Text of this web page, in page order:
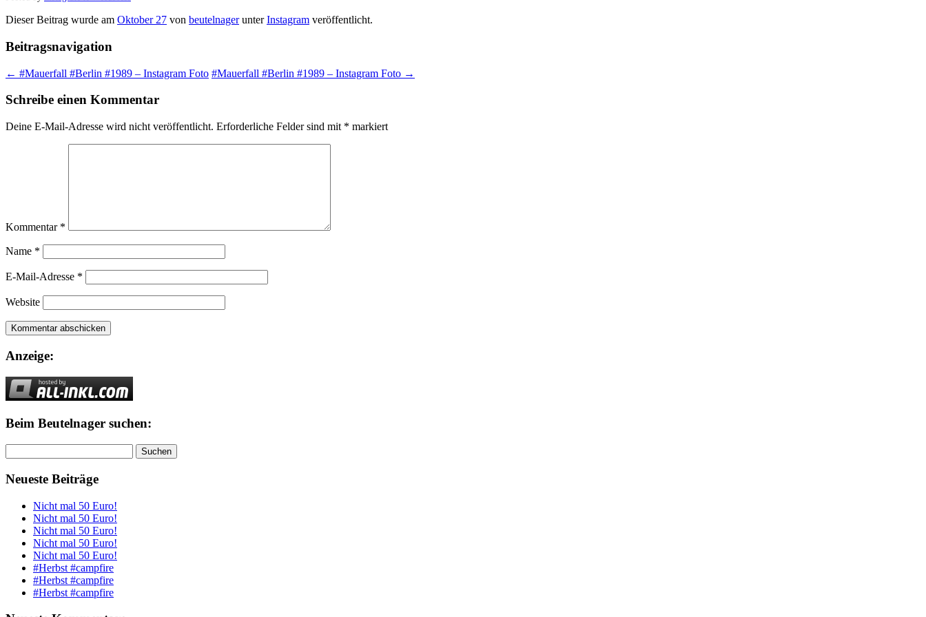
Dieser Beitrag wurde am Oktober 27 von beutelnagerunterInstagram veröffentlicht.
Beitragsnavigation
← #Mauerfall #Berlin #1989 – Instagram Foto #Mauerfall #Berlin #1989 – Instagram Foto →
Schreibe einen Kommentar
Deine E-Mail-Adresse wird nicht veröffentlicht. Erforderliche Felder sind mit * markiert
Kommentar *
Name *
E-Mail-Adresse *
Website
Anzeige:
Beim Beutelnager suchen:
nach:
Neueste Beiträge
Nicht mal 50 Euro!
Nicht mal 50 Euro!
Nicht mal 50 Euro!
Nicht mal 50 Euro!
Nicht mal 50 Euro!
#Herbst #campfire
#Herbst #campfire
#Herbst #campfire